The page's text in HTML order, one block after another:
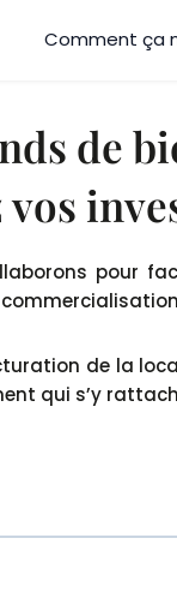
Comment ça
de
pour
de la
qui s’y